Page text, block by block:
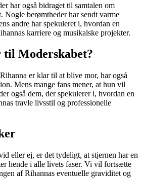
har også bidraget til samtalen om
Nogle berømtheder har sendt varme
andre har spekuleret i, hvordan en
karriere og musikalske projekter.
Moderskabet?
er klar til at blive mor, har også
Mens mange fans mener, at hun vil
også dem, der spekulerer i, hvordan en
travle livsstil og professionelle
eller ej, er det tydeligt, at stjernen har en
hende i alle livets faser. Vi vil fortsætte
af Rihannas eventuelle graviditet og